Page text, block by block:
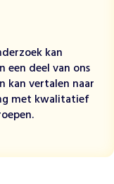
kan
een deel van ons
kan vertalen naar
met kwalitatief